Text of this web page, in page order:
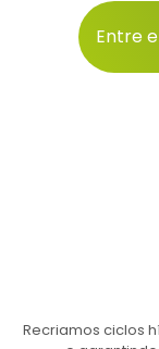
Entre
Recriamos ciclos